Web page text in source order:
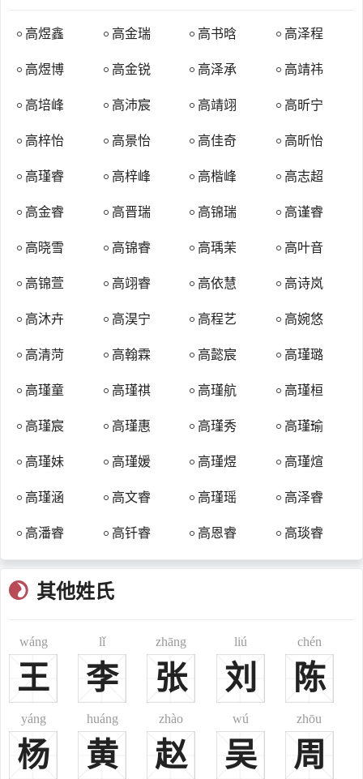
满族高佳氏，满语为Gaogiya Hala，祖先原为汉族，东汉末期被
（今辽宁盖州）、辽阳（今辽宁辽阳）、吉林乌喇（今吉林永吉）等
地。后有锡伯族引为姓氏者。清朝中叶以后多冠汉姓为高氏。
（今黑龙江穆棱兴凯湖彼岸俄罗斯乌苏里斯克一带），后多冠汉姓为
Hala，汉义“悠久、苍老”，世居萨克达（今辽宁抚顺峡河流域）、宁
赫（今吉林梨树）、赫图阿拉（今辽宁新宾永陵镇）、那木都鲁（今
俄罗斯滨海地区）、德里倭赫（今辽宁抚顺东浑河畔）、黑龙江流域
氏、李氏、祖氏、海氏、萨氏、里氏、陈氏、罗氏、老氏、英氏、印
氏、巴氏、色氏、臧氏、礼氏、佟氏、陀氏、翁氏等。
Gorolo Hala，以地为氏，世居讷殷（今吉林抚松松花江上游流域）、
满族郭尔佳氏，亦称郭罗佳氏、固尔佳氏，满语为Gorgiya Hala，
（今黑龙江讷河）等地。后有锡伯族引为姓氏者。清朝中叶以后多冠
汉姓为高氏、郭氏、顾氏等。
燕国扶余氏族的一个分支，本姓扶余氏，西汉朝时属玄菟郡管辖。西
部落首领高朱蒙（高邹牟）乘机在纥升骨城（今辽宁桓仁）定都称
王，建立了高句骊国，朱蒙自称是高阳氏之苗裔，所以改为单姓高
氏。高氏一族在高句骊国的统治维持了六百多年的时间，这一历史时
王高类利二十三年，公元3年），高句丽瑠璃明王迁都城至国内城
（今吉林集安）。西秦建弘八年（高句丽长寿王高巨链十四年，公元
高煜鑫 高金瑞 高书晗 高泽程
高煜博 高金锐 高泽承 高靖祎
高培峰 高沛宸 高靖翊 高昕宁
高梓怡 高景怡 高佳奇 高昕怡
高瑾睿 高梓峰 高楷峰 高志超
高金睿 高晋瑞 高锦瑞 高谨睿
高晓雪 高锦睿 高瑀茉 高叶音
高锦萱 高翊睿 高依慧 高诗岚
高沐卉 高淏宁 高程艺 高婉悠
高清菏 高翰霖 高懿宸 高瑾璐
高瑾童 高瑾祺 高瑾航 高瑾桓
高瑾宸 高瑾惠 高瑾秀 高瑾瑜
高瑾妹 高瑾媛 高瑾煜 高瑾煊
高瑾涵 高文睿 高瑾瑶 高泽睿
高潘睿 高钎睿 高恩睿 高琰睿
其他姓氏
wáng
王
lǐ
李
zhāng
张
liú
刘
chén
陈
yáng
杨
huáng
黄
zhào
赵
wú
吴
zhōu
周